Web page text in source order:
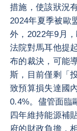
措施，使該狀況
2024年夏季被歐
外，2022年9月
法院對馬耳他提
布的裁決，可能
斯，目前僅剩「
致預算損失達國
0.4%。儘管面臨
四年維持能源補
府的財政負擔，